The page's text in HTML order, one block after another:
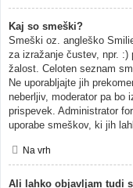
Kaj so smeški?
Smeški oz. angleško
za izražanje čustev, npr.
žalost. Celoten seznam
Ne uporabljajte jih
neberljiv, moderator pa bo
prispevek. Administrator
uporabe smeškov, ki jih
Na vrh
Ali lahko objavljam tudi